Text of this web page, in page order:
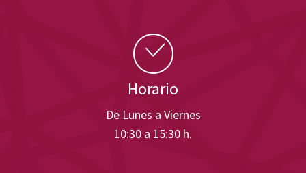
Horario
De Lunes a Viernes
10:30 a 15:30 h.